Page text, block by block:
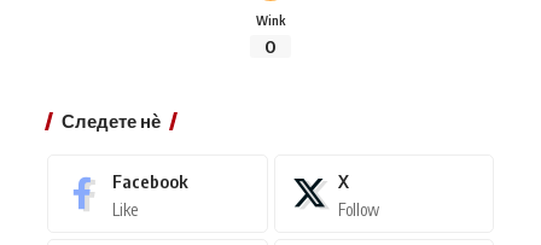
Wink
0
Следете нѐ
Facebook
Like
X
Follow